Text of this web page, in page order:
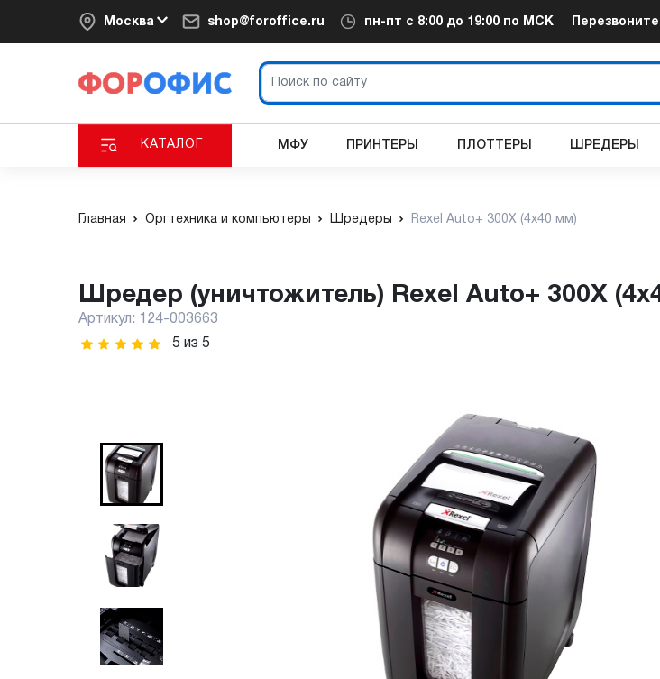
Москва shop@foroffice.ru пн-пт с 8:00 до 19:00 по МСК
КАТАЛОГ МФУ ПРИНТЕРЫ ПЛОТТЕРЫ ШРЕДЕРЫ
Главная Оргтехника и компьютеры Шредеры Rexel Auto+ 300X (4x40 мм)
Шредер (уничтожитель) Rexel Auto+ 300X
Артикул:
124-003663
5 из 5